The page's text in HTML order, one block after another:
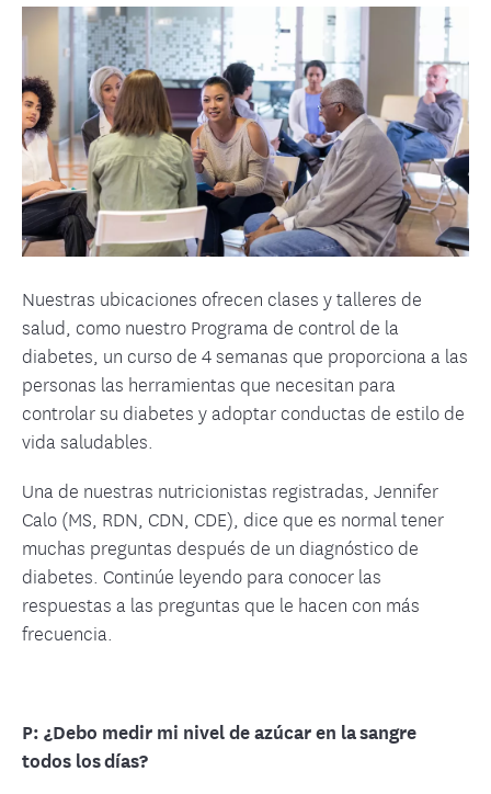
Nuestras ubicaciones ofrecen clases y talleres de
salud, como nuestro Programa de control de la
diabetes, un curso de 4 semanas que proporciona a las
personas las herramientas que necesitan para
controlar su diabetes y adoptar conductas de estilo de
vida saludables.
Una de nuestras nutricionistas registradas, Jennifer
Calo (MS, RDN, CDN, CDE), dice que es normal tener
muchas preguntas después de un diagnóstico de
diabetes. Continúe leyendo para conocer las
respuestas a las preguntas que le hacen con más
frecuencia.
P: ¿Debo medir mi nivel de azúcar en la sangre
todos los días?